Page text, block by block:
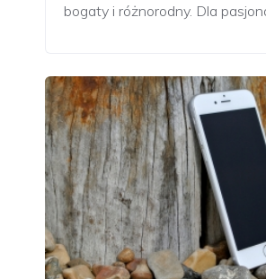
bogaty i różnorodny. Dla